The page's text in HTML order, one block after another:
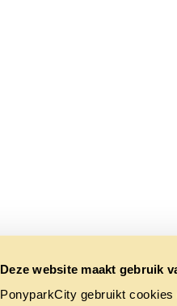
Deze website maakt gebruik
PonyparkCity gebruikt